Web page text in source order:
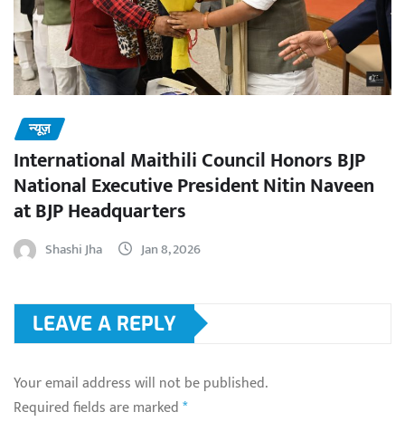
न्यूज़
International Maithili Council Honors BJP
National Executive President Nitin Naveen
at BJP Headquarters
Shashi Jha Jan 8, 2026
LEAVE A REPLY
Your email address will not be published.
Required fields are marked*